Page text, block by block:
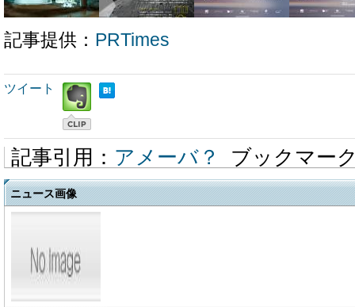
記事提供： PRTimes
ツイート
記事引用： アメーバ？ ブックマー
ニュース画像